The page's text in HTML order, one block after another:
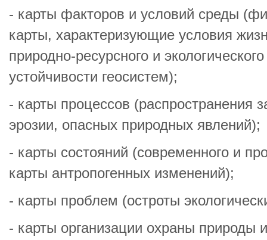
- карты факторов и условий среды
карты, характеризующие условия
природно-ресурсного и
устойчивости геосистем);
- карты процессов (распространения
эрозии, опасных природных явлений);
- карты состояний (современного и
карты антропогенных изменений);
- карты проблем (остроты
- карты организации охраны природы